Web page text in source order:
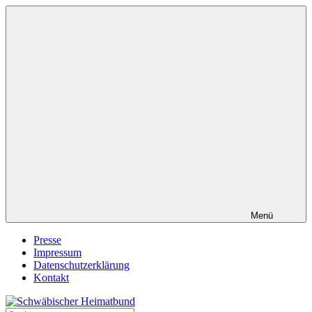
Zum
Menü
Presse
Impressum
Datenschutzerklärung
Kontakt